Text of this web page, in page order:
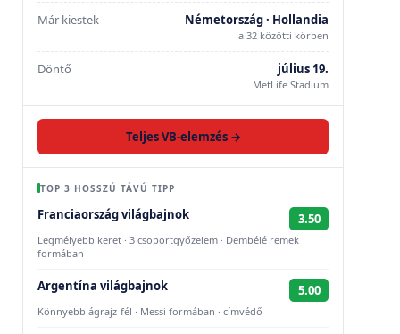
Már kiestek Németország · Hollandia
a 32 közötti körben
Döntő július 19.
MetLife Stadium
Teljes VB-elemzés →
TOP 3 HOSSZÚ TÁVÚ TIPP
Franciaország világbajnok 3.50
Legmélyebb keret · 3 csoportgyőzelem · Dembélé remek
formában
Argentína világbajnok 5.00
Könnyebb ágrajz-fél · Messi formában · címvédő